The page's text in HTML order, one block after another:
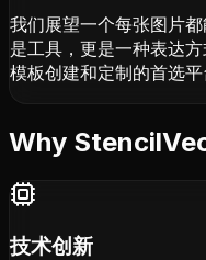
我们展望一个每张图片
是工具，更是一种表达
模板创建和定制的首选平
Why
技术创新